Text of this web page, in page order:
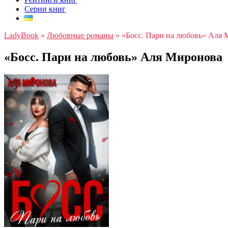
Серии книг
LadyBook » Любовные романы » «Босс. Пари на любовь» Аля
«Босс. Пари на любовь» Аля Миронова